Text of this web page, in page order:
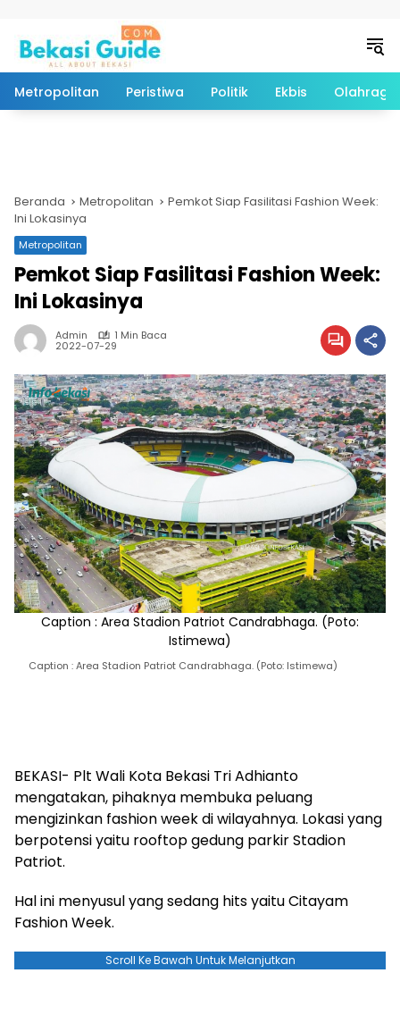
Metropolitan Peristiwa Politik Ekbis Olahraga
Beranda Metropolitan
Pemkot Siap Fasilitasi Fashion Week:
Ini Lokasinya
Metropolitan
Pemkot Siap Fasilitasi Fashion Week:
Ini Lokasinya
Admin 1 Min Baca
2022-07-29
Caption : Area Stadion Patriot Candrabhaga. (Poto:
Istimewa)
Caption : Area Stadion Patriot Candrabhaga. (Poto: Istimewa)
BEKASI- Plt Wali Kota Bekasi Tri Adhianto
mengatakan, pihaknya membuka peluang
mengizinkan fashion week di wilayahnya. Lokasi yang
berpotensi yaitu rooftop gedung parkir Stadion
Patriot.
Hal ini menyusul yang sedang hits yaitu Citayam
Fashion Week.
Scroll Ke Bawah Untuk Melanjutkan